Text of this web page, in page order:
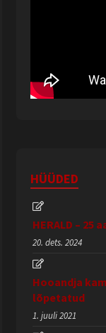
HÜÜDED
HERALD – 25
20. dets. 2024
Hooandja
lõpetatud
1. juuli 2021